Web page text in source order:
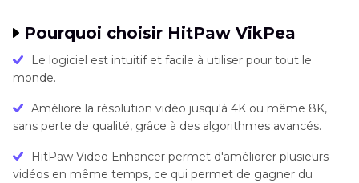
Pourquoi choisir HitPaw VikPea
Le logiciel est intuitif et facile à utiliser pour tout le
monde.
Améliore la résolution vidéo jusqu'à 4K ou même 8K,
sans perte de qualité, grâce à des algorithmes avancés.
HitPaw Video Enhancer permet d'améliorer plusieurs
vidéos en même temps, ce qui permet de gagner du